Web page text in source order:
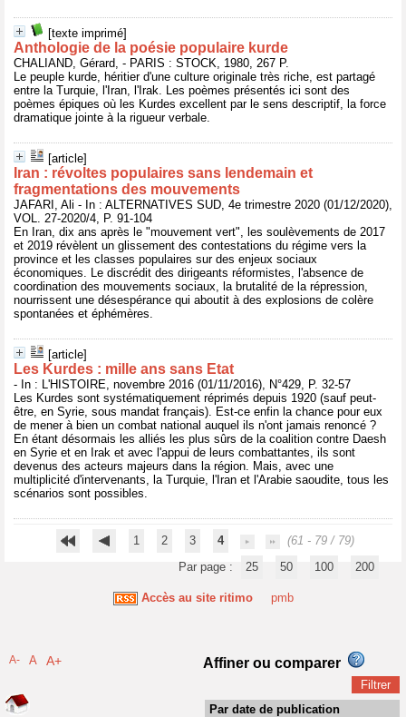
[texte imprimé]
Anthologie de la poésie populaire kurde
CHALIAND, Gérard, - PARIS : STOCK, 1980, 267 P.
Le peuple kurde, héritier d'une culture originale très riche, est partagé
entre la Turquie, l'Iran, l'Irak. Les poèmes présentés ici sont des
poèmes épiques où les Kurdes excellent par le sens descriptif, la force
dramatique jointe à la rigueur verbale.
[article]
Iran : révoltes populaires sans lendemain et
fragmentations des mouvements
JAFARI, Ali - In : ALTERNATIVES SUD, 4e trimestre 2020 (01/12/2020),
VOL. 27-2020/4, P. 91-104
En Iran, dix ans après le "mouvement vert", les soulèvements de 2017
et 2019 révèlent un glissement des contestations du régime vers la
province et les classes populaires sur des enjeux sociaux
économiques. Le discrédit des dirigeants réformistes, l'absence de
coordination des mouvements sociaux, la brutalité de la répression,
nourrissent une désespérance qui aboutit à des explosions de colère
spontanées et éphémères.
[article]
Les Kurdes : mille ans sans Etat
- In : L'HISTOIRE, novembre 2016 (01/11/2016), N°429, P. 32-57
Les Kurdes sont systématiquement réprimés depuis 1920 (sauf peut-
être, en Syrie, sous mandat français). Est-ce enfin la chance pour eux
de mener à bien un combat national auquel ils n'ont jamais renoncé ?
En étant désormais les alliés les plus sûrs de la coalition contre Daesh
en Syrie et en Irak et avec l'appui de leurs combattantes, ils sont
devenus des acteurs majeurs dans la région. Mais, avec une
multiplicité d'intervenants, la Turquie, l'Iran et l'Arabie saoudite, tous les
scénarios sont possibles.
1 2 3 4
(61 - 79 / 79)
Par page :
25 50 100 200
Accès au site ritimo pmb
A- A A+ Affiner ou comparer
Par date de publication